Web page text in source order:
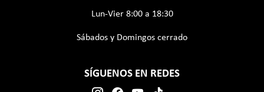
Lun-Vier 8:00 a 18:30
Sábados y Domingos cerrado
SÍGUENOS EN REDES